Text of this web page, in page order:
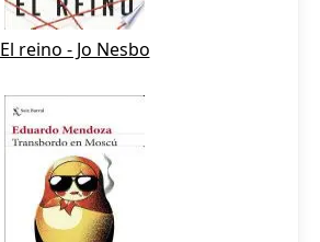
El reino - Jo Nesbo